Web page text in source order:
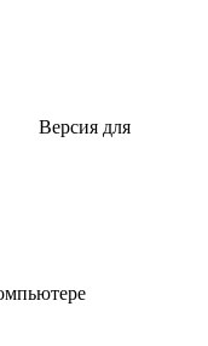
Версия для